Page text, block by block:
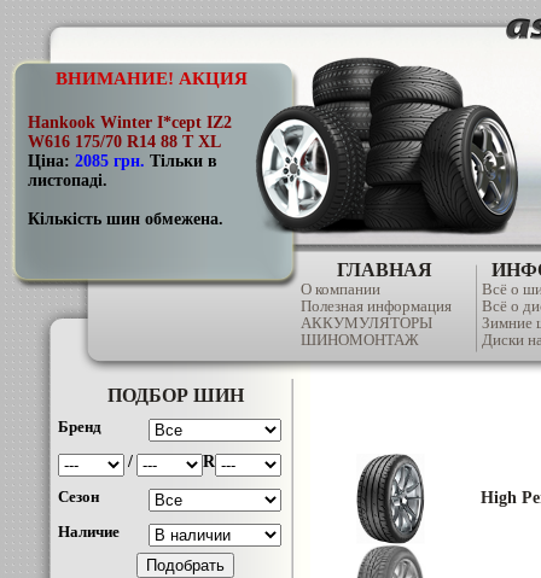
ВНИМАНИЕ! АКЦИЯ
Hankook Winter I*cept IZ2
W616 175/70 R14 88 T XL
Ціна: 2085 грн. Тільки в
листопаді.
Кількість шин обмежена.
ГЛАВНАЯ
О компании
Полезная информация
АККУМУЛЯТОРЫ
ШИНОМОНТАЖ
Всё о
Всё о
Зимние
Диски
ПОДБОР ШИН
Бренд
/
R
Сезон
Наличие
High